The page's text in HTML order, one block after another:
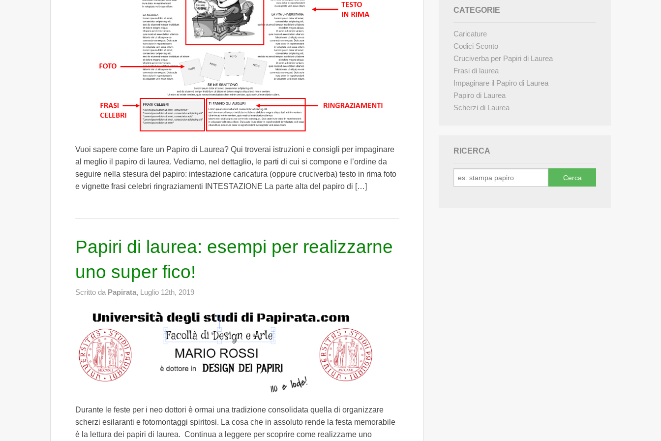
Vuoi sapere come fare un Papiro di Laurea? Qui troverai istruzioni e consigli per impaginare
al meglio il papiro di laurea. Vediamo, nel dettaglio, le parti di cui si compone e l’ordine da
seguire nella stesura del papiro: intestazione caricatura (oppure cruciverba) testo in rima foto
e vignette frasi celebri ringraziamenti INTESTAZIONE La parte alta del papiro di […]
Papiri di laurea: esempi per realizzarne
uno super fico!
Scritto da Papirata, Luglio 12th, 2019
Durante le feste per i neo dottori è ormai una tradizione consolidata quella di organizzare
scherzi esilaranti e fotomontaggi spiritosi. La cosa che in assoluto rende la festa memorabile
è la lettura dei papiri di laurea. Continua a leggere per scoprire come realizzarne uno
CATEGORIE
Caricature
Codici Sconto
Cruciverba per Papiri di Laurea
Frasi di laurea
Impaginare il Papiro di Laurea
Papiro di Laurea
Scherzi di Laurea
RICERCA